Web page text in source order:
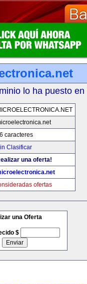
lo ha puesto en
caracteres
Clasificar
una oferta!
ofertas
una Oferta
$